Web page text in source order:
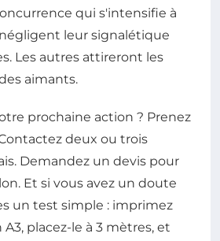
qui s'intensifie à
leur signalétique
Les autres attireront les
aimants.
prochaine action ? Prenez
deux ou trois
Demandez un devis pour
Et si vous avez un doute
un test simple : imprimez
placez-le à 3 mètres, et